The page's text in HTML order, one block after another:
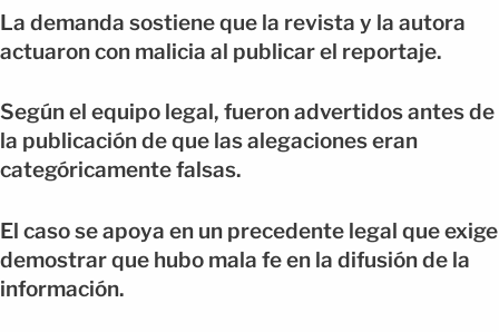
La demanda sostiene que la revista y la autora
actuaron con malicia al publicar el reportaje.
Según el equipo legal, fueron advertidos antes de
la publicación de que las alegaciones eran
categóricamente falsas.
El caso se apoya en un precedente legal que exige
demostrar que hubo mala fe en la difusión de la
información.